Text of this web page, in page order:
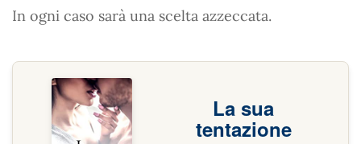
In ogni caso sarà una scelta azzeccata.
La sua
tentazione